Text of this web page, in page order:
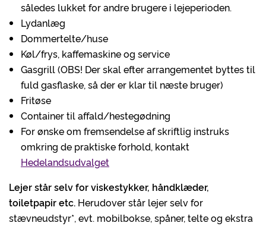
således lukket for andre brugere i lejeperioden.
Lydanlæg
Dommertelte/huse
Køl/frys, kaffemaskine og service
Gasgrill (OBS! Der skal efter arrangementet byttes til
fuld gasflaske, så der er klar til næste bruger)
Fritøse
Container til affald/hestegødning
For ønske om fremsendelse af skriftlig instruks
omkring de praktiske forhold, kontakt
Hedelandsudvalget
Lejer står selv for viskestykker, håndklæder,
toiletpapir etc. Herudover står lejer selv for
stævneudstyr*, evt. mobilbokse, spåner, telte og ekstra